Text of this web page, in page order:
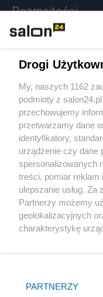
Rozmaitości
Sport
Społeczeństwo
Kultura
X
Drogi
My, naszych 1162
podmioty z
przechowujemy
przetwarzamy dane
identyfikatory,
urządzenie czy dane
spersonalizowanych
treści, pomiar reklam
ulepszanie usług.
Partnerzy możemy
geolokalizacyjnych
charakterystykę
zmienić/wycofać
znajdujący się w
PARTNERZY